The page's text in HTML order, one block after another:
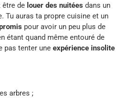
être de louer des nuitées dans un
Tu auras ta propre cuisine et un
pour avoir un peu plus de
étant quand même entouré de
pas tenter une expérience insolite
arbres ;